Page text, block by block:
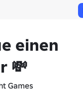
einen
💸
Games